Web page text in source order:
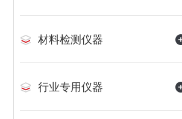
材料检测仪器
行业专用仪器